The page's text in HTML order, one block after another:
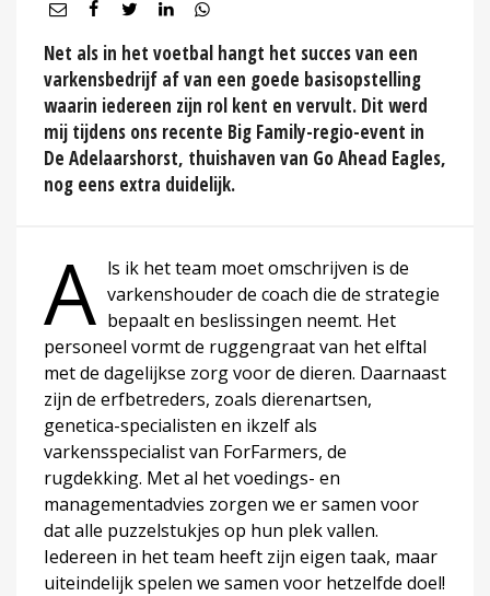
Net als in het voetbal hangt het succes van een
varkensbedrijf af van een goede basisopstelling
waarin iedereen zijn rol kent en vervult. Dit werd
mij tijdens ons recente Big Family-regio-event in
De Adelaarshorst, thuishaven van Go Ahead Eagles,
nog eens extra duidelijk.
A ls ik het team moet omschrijven is de
varkenshouder de coach die de strategie
bepaalt en beslissingen neemt. Het
personeel vormt de ruggengraat van het elftal
met de dagelijkse zorg voor de dieren. Daarnaast
zijn de erfbetreders, zoals dierenartsen,
genetica-specialisten en ikzelf als
varkensspecialist van ForFarmers, de
rugdekking. Met al het voedings- en
managementadvies zorgen we er samen voor
dat alle puzzelstukjes op hun plek vallen.
Iedereen in het team heeft zijn eigen taak, maar
uiteindelijk spelen we samen voor hetzelfde doel!